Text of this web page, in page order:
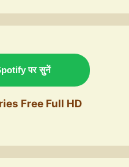
Spotify पर सुनें
Free Full HD